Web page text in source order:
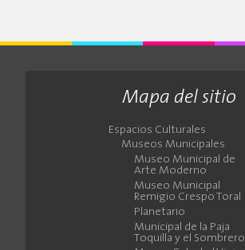
Mapa del sitio
Espacios Culturales
Museos Municipales
Museo Municipal de
Arte Moderno
Museo Municipal
Remigio Crespo Toral
Planetario
Municipal de la Paja
Toquilla y el Sombrero